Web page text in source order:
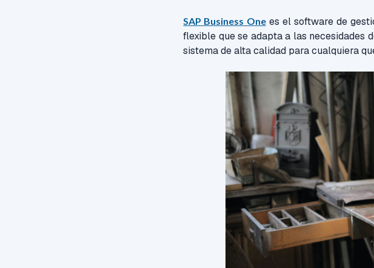
SAP Business Onees el software de
flexible que se adapta a las necesidades
sistema de alta calidad para cualquiera